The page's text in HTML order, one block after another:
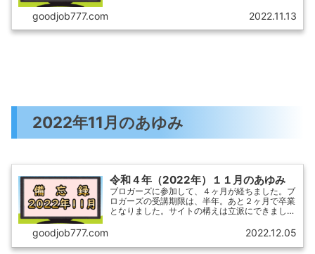
あゆみを順不同で振り返りたいと思います。以下
goodjob777.com 2022.11.13
2022年11月のあゆみ
令和４年（2022年）１１月のあゆみ
ブロガーズに参加して、４ヶ月が経ちました。ブ
ロガーズの受講期限は、半年。あと２ヶ月で卒業
となりました。サイトの構えは立派にできました
録を書くのが精いっぱいです。（×_×）１１月の
goodjob777.com 2022.12.05